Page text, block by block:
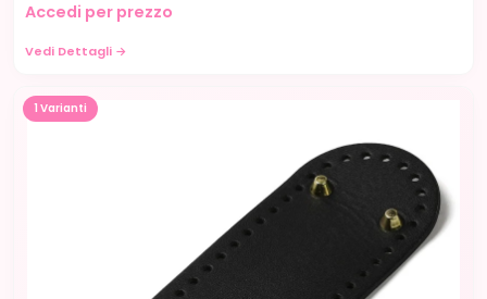
Accedi per prezzo
Vedi Dettagli →
1 Varianti